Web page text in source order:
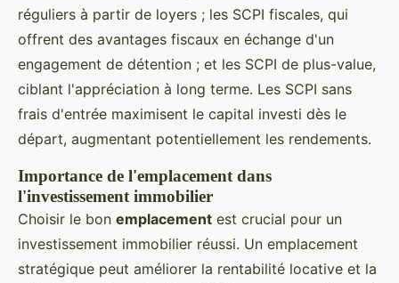
réguliers à partir de loyers ; les SCPI fiscales, qui
offrent des avantages fiscaux en échange d'un
engagement de détention ; et les SCPI de plus-value,
ciblant l'appréciation à long terme. Les SCPI sans
frais d'entrée maximisent le capital investi dès le
départ, augmentant potentiellement les rendements.
Importance de l'emplacement dans
l'investissement immobilier
Choisir le bon emplacement est crucial pour un
investissement immobilier réussi. Un emplacement
stratégique peut améliorer la rentabilité locative et la